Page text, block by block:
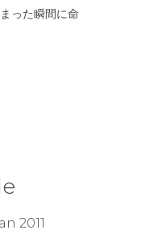
った瞬間に命
2011